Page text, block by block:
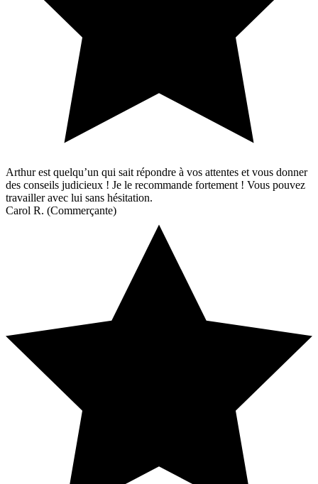
Arthur est quelqu’un qui sait répondre à vos attentes et vous donner
des conseils judicieux ! Je le recommande fortement ! Vous pouvez
travailler avec lui sans hésitation.
Carol R. (Commerçante)